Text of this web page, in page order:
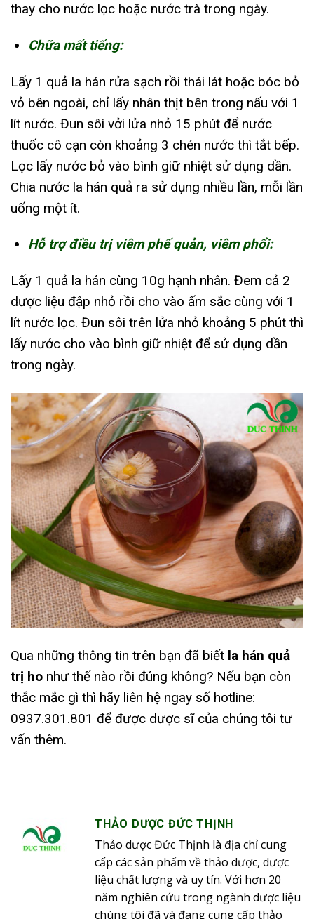
thay cho nước lọc hoặc nước trà trong ngày.
Chữa mất tiếng:
Lấy 1 quả la hán rửa sạch rồi thái lát hoặc bóc bỏ
vỏ bên ngoài, chỉ lấy nhân thịt bên trong nấu với 1
lít nước. Đun sôi vởi lửa nhỏ 15 phút để nước
thuốc cô cạn còn khoảng 3 chén nước thì tắt bếp.
Lọc lấy nước bỏ vào bình giữ nhiệt sử dụng dần.
Chia nước la hán quả ra sử dụng nhiều lần, mỗi lần
uống một ít.
Hỗ trợ điều trị viêm phế quản, viêm phổi:
Lấy 1 quả la hán cùng 10g hạnh nhân. Đem cả 2
dược liệu đập nhỏ rồi cho vào ấm sắc cùng với 1
lít nước lọc. Đun sôi trên lửa nhỏ khoảng 5 phút thì
lấy nước cho vào bình giữ nhiệt để sử dụng dần
trong ngày.
Qua những thông tin trên bạn đã biết la hán quả
trị ho như thế nào rồi đúng không? Nếu bạn còn
thắc mắc gì thì hãy liên hệ ngay số hotline:
0937.301.801 để được dược sĩ của chúng tôi tư
vấn thêm.
THẢO DƯỢC ĐỨC THỊNH
Thảo dược Đức Thịnh là địa chỉ cung
cấp các sản phẩm về thảo dược, dược
liệu chất lượng và uy tín. Với hơn 20
năm nghiên cứu trong ngành dược liệu
chúng tôi đã và đang cung cấp thảo